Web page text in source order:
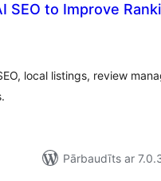
SEO to Improve
local listings, review
Pārbaudīts ar